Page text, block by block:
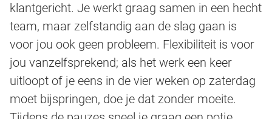
klantgericht. Je werkt graag samen in een hecht
team, maar zelfstandig aan de slag gaan is
voor jou ook geen probleem. Flexibiliteit is voor
jou vanzelfsprekend; als het werk een keer
uitloopt of je eens in de vier weken op zaterdag
moet bijspringen, doe je dat zonder moeite.